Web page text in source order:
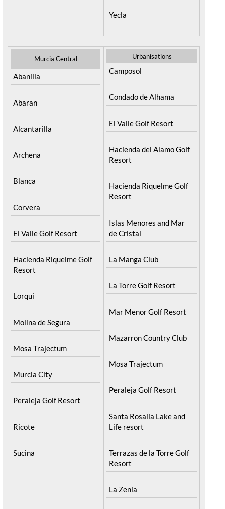
Yecla
Murcia Central
Abanilla
Abaran
Alcantarilla
Archena
Blanca
Corvera
El Valle Golf Resort
Hacienda Riquelme Golf
Resort
Lorqui
Molina de Segura
Mosa Trajectum
Murcia City
Peraleja Golf Resort
Ricote
Sucina
Urbanisations
Camposol
Condado de Alhama
El Valle Golf Resort
Hacienda del Alamo Golf
Resort
Hacienda Riquelme Golf
Resort
Islas Menores and Mar
de Cristal
La Manga Club
La Torre Golf Resort
Mar Menor Golf Resort
Mazarron Country Club
Mosa Trajectum
Peraleja Golf Resort
Santa Rosalia Lake and
Life resort
Terrazas de la Torre Golf
Resort
La Zenia